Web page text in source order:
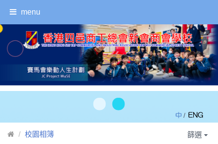
menu
/
校園相簿 篩選